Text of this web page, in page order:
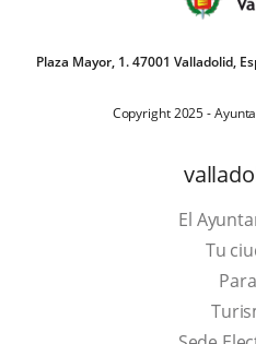
Plaza Mayor, 1. 47001 Valladolid,
Copyright 2025 -
El
Tu